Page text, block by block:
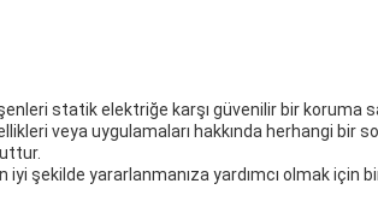
statik elektriğe karşı güvenilir bir koruma
veya uygulamaları hakkında herhangi bir
iyi şekilde yararlanmanıza yardımcı olmak için